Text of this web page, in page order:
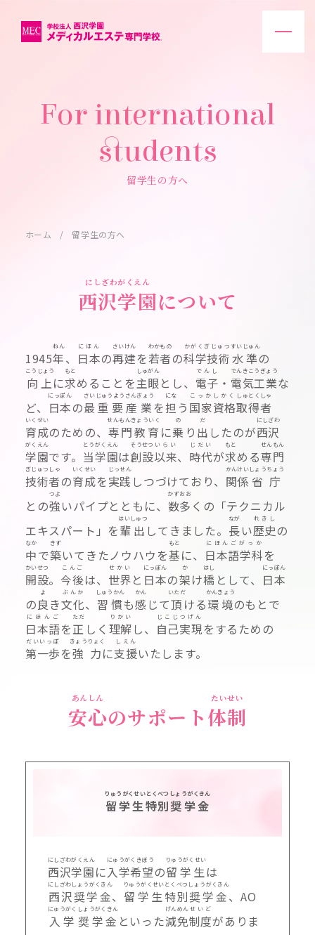
For international
students
留学生の方へ
ホーム 留学生の方へ
西沢学園
にしざわがくえん
について
1945年
ねん
、 日本
にほん
の再建
さいけん
を若者
わかもの
の科学技術
かがくぎじゅつ
水準
すいじゅん
の
向上
こうじょう
に求
もと
めることを主眼
しゅがん
とし、 電子
でんし
・ 電気工業
でんきこうぎょう
な
ど、 日本
にっぽん
の最
さい
重要産業
じゅうようさんぎょう
を担
にな
う 国家資格
こっかしかく
取得
しゅとく
者
しゃ
育成
いくせい
のための、 専門教育
せんもんきょういく
に乗
の
り 出
だ
したのが西沢
にしざわ
学園
がくえん
です。 当
とう
学園
がくえん
は創設
そうせつ
以来
いらい
、 時代
じだい
が求
もと
める専門
せんもん
技術者
ぎじゅつしゃ
の育成
いくせい
を実践
じっせん
しつづけており、 関係
かんけい
省庁
しょうちょう
との強
つよ
いパイプとともに、 数多
かずおお
くの「テクニカル
エキスパート」を輩出
はいしゅつ
してきました。 長
なが
い歴史
れきし
の
中
なか
で築
きず
いてきたノウハウを基
もと
に、 日本語学科
にほんごがっか
を
開設
かいせつ
。 今後
こんご
は、 世界
せかい
と 日本
にっぽん
の架
か
け橋
はし
として、 日本
にっぽん
の良
よ
き文化
ぶんか
、 習慣
しゅうかん
も感
かん
じて頂
いただ
ける環境
かんきょう
のもとで
日本語
にほんご
を正
ただ
しく 理解
りかい
し、 自己実現
じこじつげん
をするための
第一歩
だいいっぽ
を強力
きょうりょく
に支援
しえん
いたします。
安心
あんしん
のサポート体制
たいせい
留学生
りゅうがくせい
特別
とくべつ
奨学金
しょうがくきん
西沢学園
にしざわがくえん
に 入学希望
にゅうがくきぼう
の留学生
りゅうがくせい
は
西沢奨学金
にしざわしょうがくきん
、 留学生
りゅうがくせい
特別
とくべつ
奨学金
しょうがくきん
、AO
入学
にゅうがく
奨学金
しょうがくきん
といった減免
げんめん
制度
せいど
がありま